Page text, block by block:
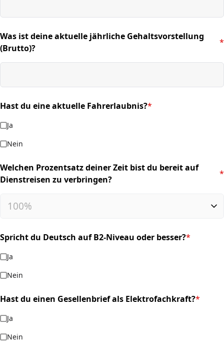
Was ist deine aktuelle jährliche Gehaltsvorstellung
(Brutto)?
*
(required)
Hast du eine aktuelle Fahrerlaubnis?*
(required)
Ja
Nein
Welchen Prozentsatz deiner Zeit bist du bereit auf
Dienstreisen zu verbringen?
*
(required)
Spricht du Deutsch auf B2-Niveau oder besser?*
(required)
Ja
Nein
Hast du einen Gesellenbrief als Elektrofachkraft?*
(required)
Ja
Nein